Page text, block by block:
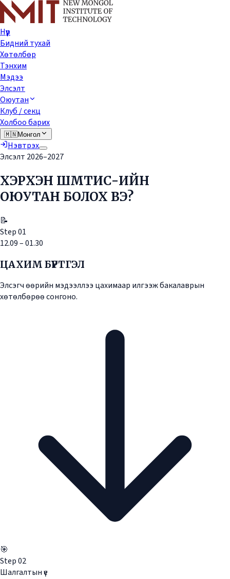
Нүүр
Бидний тухай
Хөтөлбөр
Тэнхим
Мэдээ
Элсэлт
Оюутан
Клуб / секц
Холбоо барих
🇲🇳Монгол
Нэвтрэх
Элсэлт 2026–2027
ХЭРХЭН ШМТИС-ИЙН
ОЮУТАН БОЛОХ ВЭ?
📝
Step01
12.09 – 01.30
ЦАХИМ БҮРТГЭЛ
Элсэгч өөрийн мэдээллээ цахимаар илгээж бакалаврын
хөтөлбөрөө сонгоно.
🎯
Step02
Шалгалтын үе